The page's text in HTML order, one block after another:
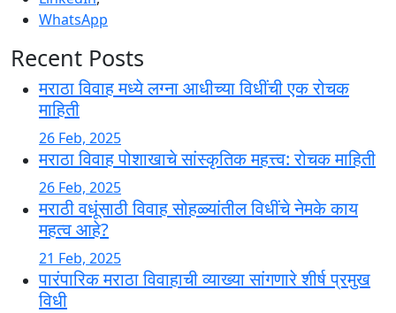
WhatsApp
Recent Posts
मराठा विवाह मध्ये लग्ना आधीच्या विधींची एक रोचक
माहिती
26 Feb, 2025
मराठा विवाह पोशाखाचे सांस्कृतिक महत्त्व: रोचक माहिती
26 Feb, 2025
मराठी वधूंसाठी विवाह सोहळ्यांतील विधींचे नेमके काय
महत्व आहे?
21 Feb, 2025
पारंपारिक मराठा विवाहाची व्याख्या सांगणारे शीर्ष प्रमुख
विधी